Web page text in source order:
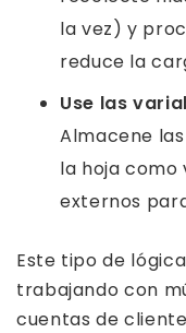
la vez) y
reduce la
Use las
Almacene
la hoja
externos
Este tipo de
trabajando con
cuentas de